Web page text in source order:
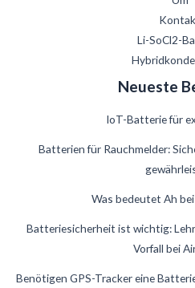
Li-SoCl2-
Neueste
IoT-Batterie für
Batterien für Rauchmelder:
Was bedeutet Ah
Batteriesicherheit ist wichtig:
Vorfall bei
Benötigen GPS-Tracker eine